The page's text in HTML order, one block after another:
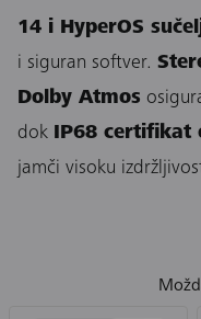
14 i HyperOS
i siguran softver.
Dolby Atmos
dok IP68 certifikat
jamči visoku